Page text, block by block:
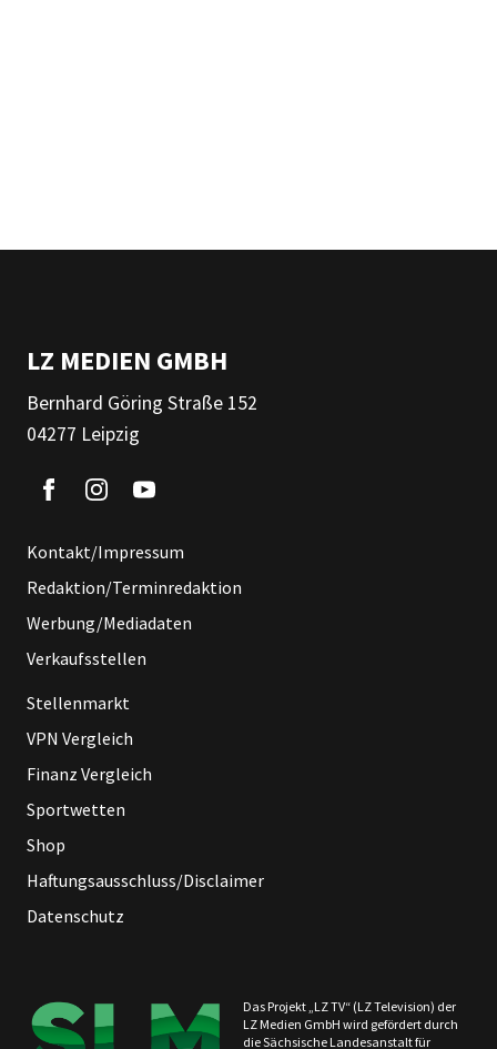
LZ MEDIEN GMBH
Bernhard Göring Straße 152
04277 Leipzig
Kontakt/Impressum
Redaktion/Terminredaktion
Werbung/Mediadaten
Verkaufsstellen
Stellenmarkt
VPN Vergleich
Finanz Vergleich
Sportwetten
Shop
Haftungsausschluss/Disclaimer
Datenschutz
Das Projekt „LZ TV“ (LZ Television) der
LZ Medien GmbH wird gefördert durch
die Sächsische Landesanstalt für